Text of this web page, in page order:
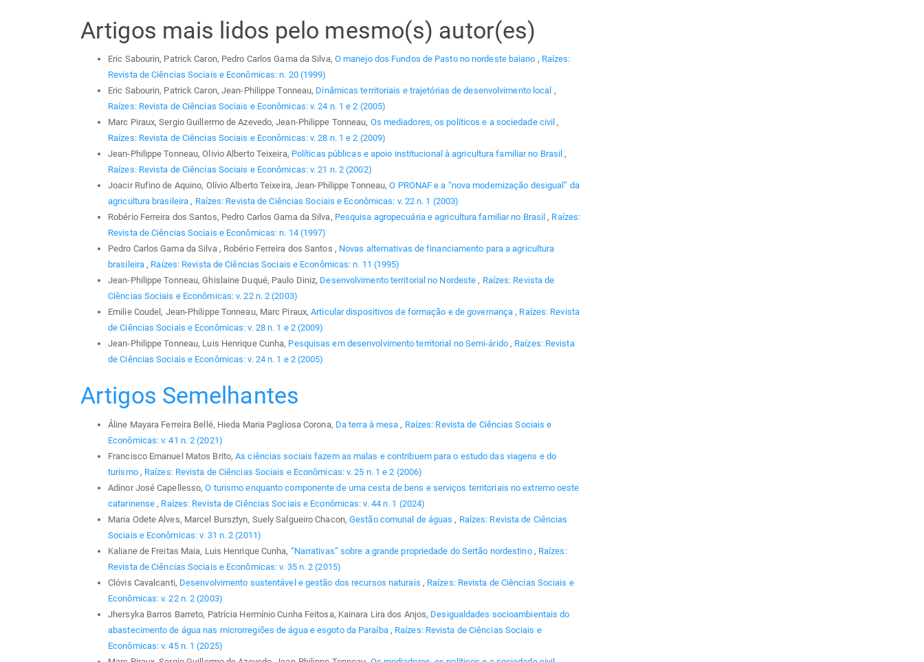
Artigos mais lidos pelo mesmo(s) autor(es)
Eric Sabourin, Patrick Caron, Pedro Carlos Gama da Silva, O manejo dos Fundos de Pasto no nordeste baiano , Raízes:
Revista de Ciências Sociais e Econômicas: n. 20 (1999)
Eric Sabourin, Patrick Caron, Jean-Philippe Tonneau, Dinâmicas territoriais e trajetórias de desenvolvimento local ,
Raízes: Revista de Ciências Sociais e Econômicas: v. 24 n. 1 e 2 (2005)
Marc Piraux, Sergio Guillermo de Azevedo, Jean-Philippe Tonneau, Os mediadores, os políticos e a sociedade civil,
Raízes: Revista de Ciências Sociais e Econômicas: v. 28 n. 1 e 2 (2009)
Jean-Philippe Tonneau, Olivio Alberto Teixeira, Políticas públicas e apoio institucional à agricultura familiar no Brasil,
Raízes: Revista de Ciências Sociais e Econômicas: v. 21 n. 2 (2002)
Joacir Rufino de Aquino, Olívio Alberto Teixeira, Jean-Philippe Tonneau,O PRONAF e a “nova modernização desigual” da
agricultura brasileira, Raízes: Revista de Ciências Sociais e Econômicas: v. 22 n. 1 (2003)
Robério Ferreira dos Santos, Pedro Carlos Gama da Silva, Pesquisa agropecuária e agricultura familiar no Brasil, Raízes:
Revista de Ciências Sociais e Econômicas: n. 14 (1997)
Pedro Carlos Gama da Silva , Robério Ferreira dos Santos , Novas alternativas de financiamento para a agricultura
brasileira, Raízes: Revista de Ciências Sociais e Econômicas: n. 11 (1995)
Jean-Philippe Tonneau, Ghislaine Duqué, Paulo Diniz, Desenvolvimento territorial no Nordeste, Raízes: Revista de
Ciências Sociais e Econômicas: v. 22 n. 2 (2003)
Emilie Coudel, Jean-Philippe Tonneau, Marc Piraux,Articular dispositivos de formação e de governança, Raízes: Revista
de Ciências Sociais e Econômicas: v. 28 n. 1 e 2 (2009)
Jean-Philippe Tonneau, Luis Henrique Cunha, Pesquisas em desenvolvimento territorial no Semi-árido , Raízes: Revista
de Ciências Sociais e Econômicas: v. 24 n. 1 e 2 (2005)
Artigos Semelhantes
Áline Mayara Ferreira Bellé, Hieda Maria Pagliosa Corona, Da terra à mesa , Raízes: Revista de Ciências Sociais e
Econômicas: v. 41 n. 2 (2021)
Francisco Emanuel Matos Brito,As ciências sociais fazem as malas e contribuem para o estudo das viagens e do
turismo , Raízes: Revista de Ciências Sociais e Econômicas: v. 25 n. 1 e 2 (2006)
Adinor José Capellesso,O turismo enquanto componente de uma cesta de bens e serviços territoriais no extremo oeste
catarinense , Raízes: Revista de Ciências Sociais e Econômicas: v. 44 n. 1 (2024)
Maria Odete Alves, Marcel Bursztyn, Suely Salgueiro Chacon,Gestão comunal de águas , Raízes: Revista de Ciências
Sociais e Econômicas: v. 31 n. 2 (2011)
Kaliane de Freitas Maia, Luis Henrique Cunha, “Narrativas” sobre a grande propriedade do Sertão nordestino , Raízes:
Revista de Ciências Sociais e Econômicas: v. 35 n. 2 (2015)
Clóvis Cavalcanti, Desenvolvimento sustentável e gestão dos recursos naturais , Raízes: Revista de Ciências Sociais e
Econômicas: v. 22 n. 2 (2003)
Jhersyka Barros Barreto, Patrícia Hermínio Cunha Feitosa, Kainara Lira dos Anjos, Desigualdades socioambientais do
abastecimento de água nas microrregiões de água e esgoto da Paraíba , Raízes: Revista de Ciências Sociais e
Econômicas: v. 45 n. 1 (2025)